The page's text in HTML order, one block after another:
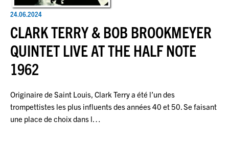
24.06.2024
CLARK TERRY & BOB BROOKMEYER
QUINTET LIVE AT THE HALF NOTE
1962
Originaire de Saint Louis, Clark Terry a été l’un des
trompettistes les plus influents des années 40 et 50. Se faisant
une place de choix dans l…